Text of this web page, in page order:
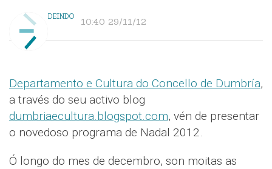
DEINDO 10:40 29/11/12
Departamento e Cultura do Concello de Dumbría,
a través do seu activo blog
dumbriaecultura.blogspot.com, vén de presentar
o novedoso programa de Nadal 2012.
Ó longo do mes de decembro, son moitas as